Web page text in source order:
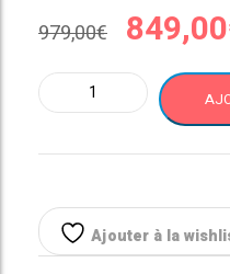
979,00€
Le
prix
initial
849,00
quantité
de
iPhone
6,1"
256
Go
Ajouter à la